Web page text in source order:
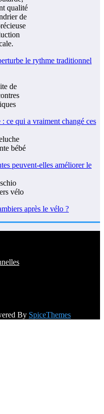
le rythme traditionnel
ce qui a vraiment changé ces
peuvent-elles améliorer le
après le vélo ?
By SpiceThemes